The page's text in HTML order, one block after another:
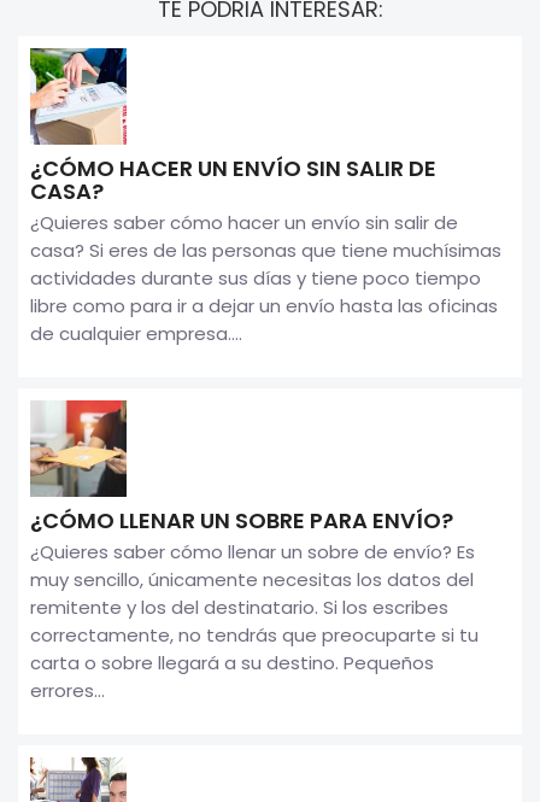
TE PODRIA INTERESAR:
¿CÓMO HACER UN ENVÍO SIN SALIR DE
CASA?
¿Quieres saber cómo hacer un envío sin salir de
casa? Si eres de las personas que tiene muchísimas
actividades durante sus días y tiene poco tiempo
libre como para ir a dejar un envío hasta las oficinas
de cualquier empresa....
¿CÓMO LLENAR UN SOBRE PARA ENVÍO?
¿Quieres saber cómo llenar un sobre de envío? Es
muy sencillo, únicamente necesitas los datos del
remitente y los del destinatario. Si los escribes
correctamente, no tendrás que preocuparte si tu
carta o sobre llegará a su destino. Pequeños
errores...